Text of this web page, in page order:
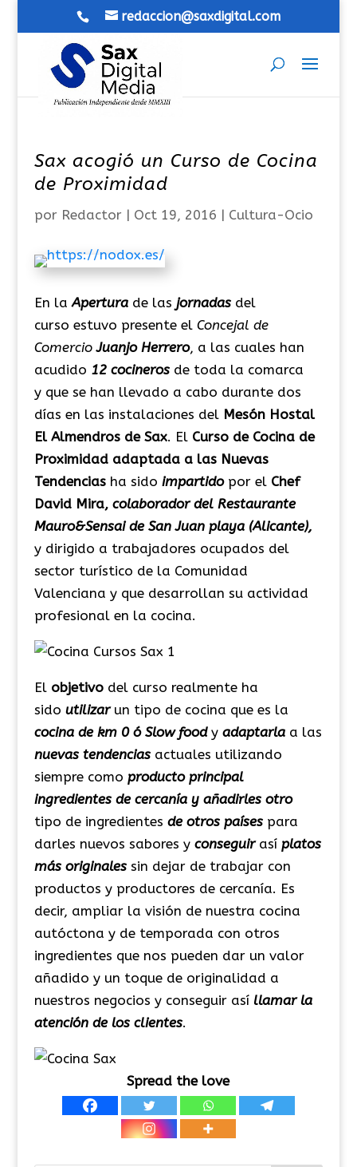
redaccion@saxdigital.com
Sax acogió un Curso de Cocina
de Proximidad
por Redactor| Oct 19, 2016 | Cultura-Ocio
En laAperturade las jornadas del
curso estuvo presente el Concejal de
ComercioJuanjo Herrero, a las cuales han
acudido 12 cocineros de toda la comarca
y que se han llevado a cabo durante dos
días en las instalaciones del Mesón Hostal
El Almendros de Sax. El Curso de Cocina de
Proximidad adaptada a las Nuevas
Tendencias ha sido impartidopor el Chef
David Mira, colaborador del Restaurante
Mauro&Sensai de San Juan playa (Alicante),
y dirigido a trabajadores ocupados del
sector turístico de la Comunidad
Valenciana y que desarrollan su actividad
profesional en la cocina.
El objetivodel curso realmente ha
sido utilizarun tipo de cocina que es la
cocina de km 0 ó Slow food y adaptarlaa las
nuevas tendencias actuales utilizando
siempre como producto principal
ingredientes de cercanía y añadirles otro
tipo de ingredientes de otros países para
darles nuevos sabores y conseguirasí platos
más originales sin dejar de trabajar con
productos y productores de cercanía. Es
decir, ampliar la visión de nuestra cocina
autóctona y de temporada con otros
ingredientes que nos pueden dar un valor
añadido y un toque de originalidad a
nuestros negocios y conseguir así llamar la
atención de los clientes.
Spread the love